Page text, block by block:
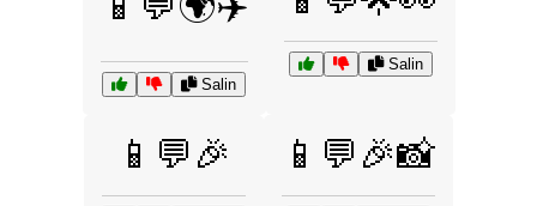
Salin
Salin
📱💬🎉 📱💬🎉📸